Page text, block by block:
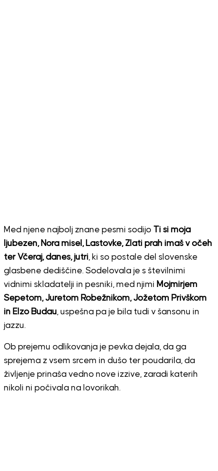
Med njene najbolj znane pesmi sodijo Ti si moja
ljubezen, Nora misel, Lastovke, Zlati prah imaš v očeh
ter Včeraj, danes, jutri, ki so postale del slovenske
glasbene dediščine. Sodelovala je s številnimi
vidnimi skladatelji in pesniki, med njimi Mojmirjem
Sepetom, Juretom Robežnikom, Jožetom Privškom
in Elzo Budau, uspešna pa je bila tudi v šansonu in
jazzu.
Ob prejemu odlikovanja je pevka dejala, da ga
sprejema z vsem srcem in dušo ter poudarila, da
življenje prinaša vedno nove izzive, zaradi katerih
nikoli ni počivala na lovorikah.